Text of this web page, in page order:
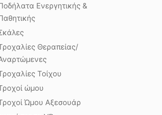
Ενεργητικής &
Θεραπείας/
Τοίχου
ώμου
Ώμου Αξεσουάρ